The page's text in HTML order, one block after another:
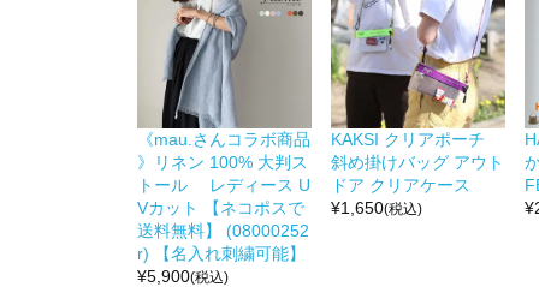
《mau.さんコラボ商品
》リネン 100% 大判ス
トール レディース U
Vカット 【ネコポスで
送料無料】 (08000252
r) 【名入れ刺繍可能】
¥5,900(税込)
KAKSI クリアポーチ
斜め掛けバッグ アウト
ドア クリアケース
¥1,650(税込)
¥